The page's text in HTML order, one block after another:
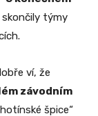
skončily týmy
ví, že
závodním
špice“